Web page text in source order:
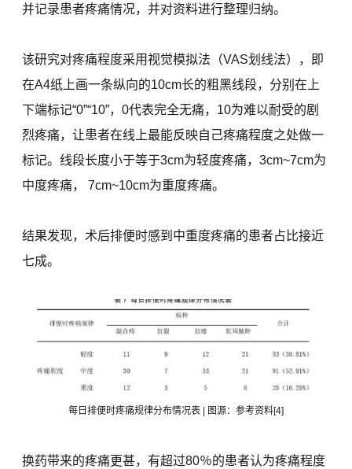
并记录患者疼痛情况，并对资料进行整理归纳。
该研究对疼痛程度采用视觉模拟法（VAS划线法），即
在A4纸上画一条纵向的10cm长的粗黑线段，分别在上
下端标记“0”“10”，0代表完全无痛，10为难以耐受的剧
烈疼痛，让患者在线上最能反映自己疼痛程度之处做一
标记。线段长度小于等于3cm为轻度疼痛，3cm~7cm为
中度疼痛， 7cm~10cm为重度疼痛。
结果发现，术后排便时感到中重度疼痛的患者占比接近
七成。
每日排便时疼痛规律分布情况表 | 图源：参考资料[4]
换药带来的疼痛更甚，有超过80％的患者认为疼痛程度